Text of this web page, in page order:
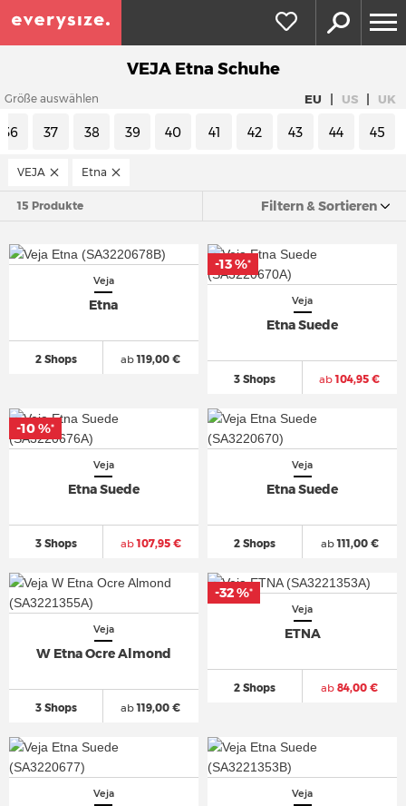
VEJA Etna Schuhe
Größe auswählen EU | US | UK
36 37 38 39 40 41 42 43 44 45
VEJA Etna
15 Produkte Filtern & Sortieren
Veja
Etna
2 Shops ab119,00 €
Veja
Etna Suede
3 Shops ab104,95 €
-13 %*
Veja
Etna Suede
3 Shops ab107,95 €
-10 %*
Veja
Etna Suede
2 Shops ab111,00 €
Veja
W Etna Ocre Almond
3 Shops ab119,00 €
Veja
ETNA
2 Shops ab 84,00 €
-32 %*
Veja Veja